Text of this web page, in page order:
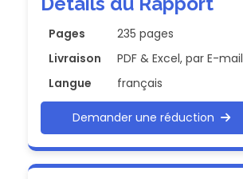
Pages
235 pages
Livraison
PDF & Excel, par E-mail
Langue
français
Demander une réduction